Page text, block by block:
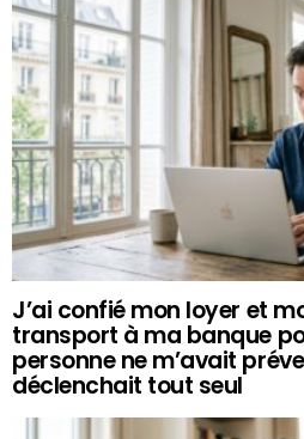
J’ai confié mon loyer et
transport à ma banque
personne ne m’avait
déclenchait tout seul